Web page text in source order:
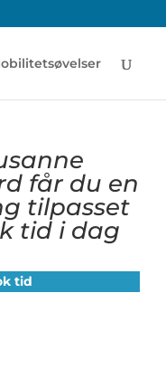
får du en
tilpasset
tid i dag
tid